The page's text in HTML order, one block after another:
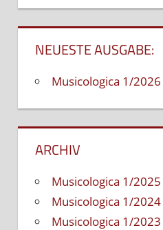
NEUESTE AUSGABE:
Musicologica 1/2026
ARCHIV
Musicologica 1/2025
Musicologica 1/2024
Musicologica 1/2023